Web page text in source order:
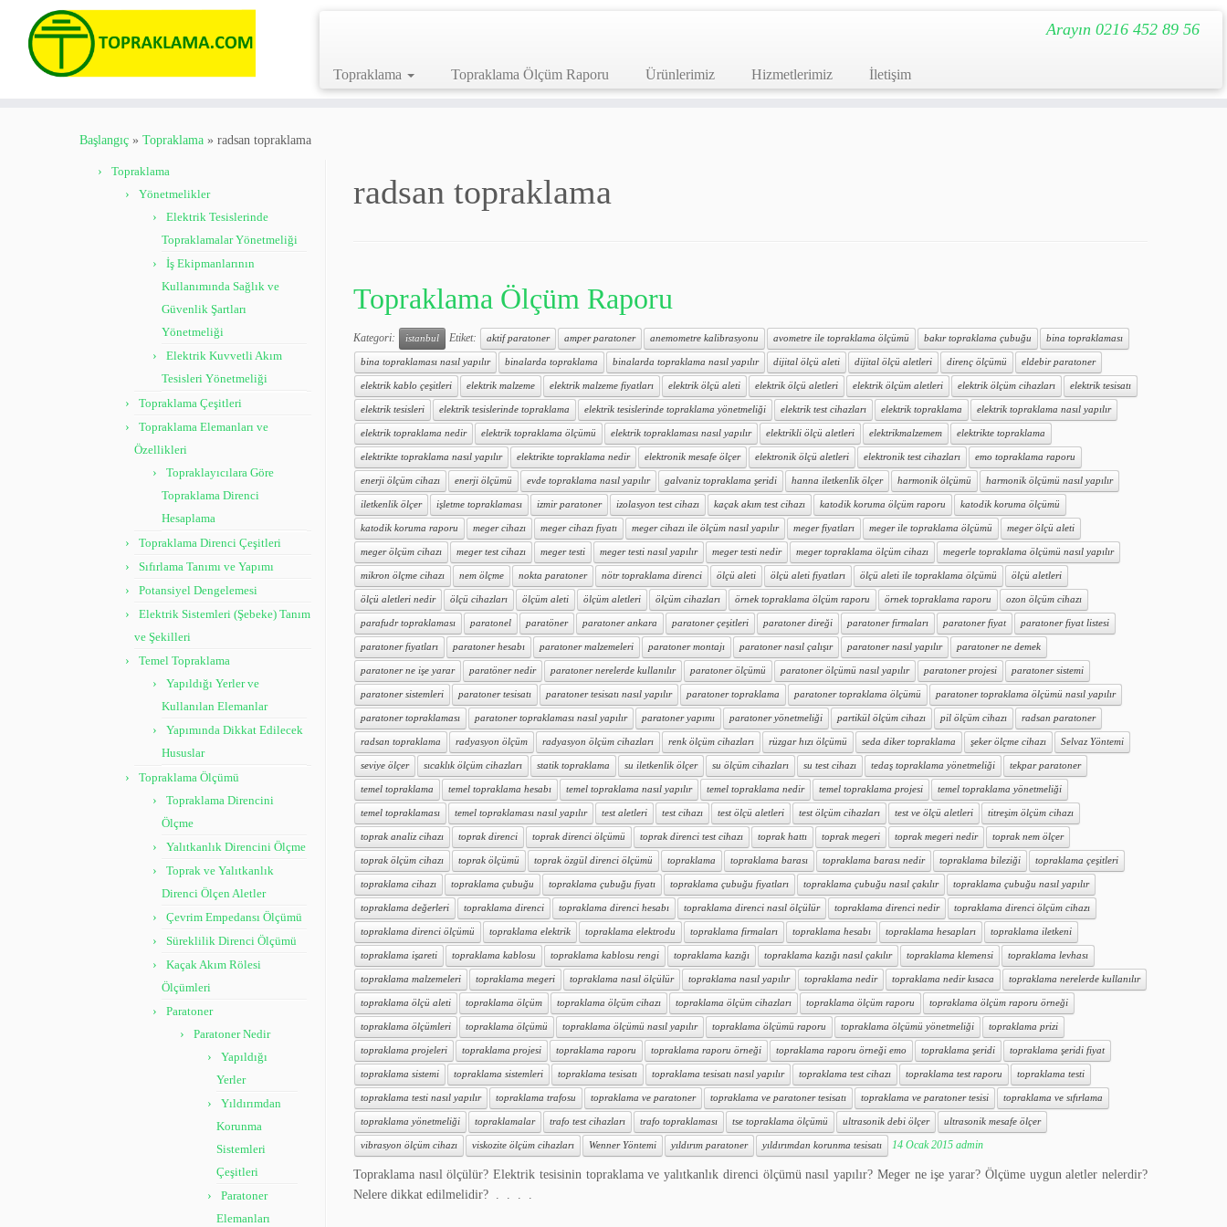
Arayın 0216 452 89 56
Topraklama Topraklama Ölçüm Raporu Ürünlerimiz Hizmetlerimiz İletişim
Başlangıç » Topraklama » radsan topraklama
Topraklama
Yönetmelikler
Elektrik Tesislerinde
Topraklamalar Yönetmeliği
İş Ekipmanlarının
Kullanımında Sağlık ve
Güvenlik Şartları
Yönetmeliği
Elektrik Kuvvetli Akım
Tesisleri Yönetmeliği
Topraklama Çeşitleri
Topraklama Elemanları ve
Özellikleri
Topraklayıcılara Göre
Topraklama Direnci
Hesaplama
Topraklama Direnci Çeşitleri
Sıfırlama Tanımı ve Yapımı
Potansiyel Dengelemesi
Elektrik Sistemleri (Şebeke) Tanım
ve Şekilleri
Temel Topraklama
Yapıldığı Yerler ve
Kullanılan Elemanlar
Yapımında Dikkat Edilecek
Hususlar
Topraklama Ölçümü
Topraklama Direncini
Ölçme
Yalıtkanlık Direncini Ölçme
Toprak ve Yalıtkanlık
Direnci Ölçen Aletler
Çevrim Empedansı Ölçümü
Süreklilik Direnci Ölçümü
Kaçak Akım Rölesi
Ölçümleri
Paratoner
Paratoner Nedir
Yapıldığı
Yerler
Yıldırımdan
Korunma
Sistemleri
Çeşitleri
Paratoner
Elemanları
radsan topraklama
Topraklama Ölçüm Raporu
Kategori: istanbul Etiket: aktif paratoner amper paratoner anemometre kalibrasyonu avometre ile topraklama ölçümü bakır topraklama çubuğu bina topraklaması
bina topraklaması nasıl yapılır binalarda topraklama binalarda topraklama nasıl yapılır dijital ölçü aleti dijital ölçü aletleri direnç ölçümü eldebir paratoner
elektrik kablo çeşitleri elektrik malzeme elektrik malzeme fiyatları elektrik ölçü aleti elektrik ölçü aletleri elektrik ölçüm aletleri elektrik ölçüm cihazları elektrik tesisatı
elektrik tesisleri elektrik tesislerinde topraklama elektrik tesislerinde topraklama yönetmeliği elektrik test cihazları elektrik topraklama elektrik topraklama nasıl yapılır
elektrik topraklama nedir elektrik topraklama ölçümü elektrik topraklaması nasıl yapılır elektrikli ölçü aletleri elektrikmalzemem elektrikte topraklama
elektrikte topraklama nasıl yapılır elektrikte topraklama nedir elektronik mesafe ölçer elektronik ölçü aletleri elektronik test cihazları emo topraklama raporu
enerji ölçüm cihazı enerji ölçümü evde topraklama nasıl yapılır galvaniz topraklama şeridi hanna iletkenlik ölçer harmonik ölçümü harmonik ölçümü nasıl yapılır
iletkenlik ölçer işletme topraklaması izmir paratoner izolasyon test cihazı kaçak akım test cihazı katodik koruma ölçüm raporu katodik koruma ölçümü
katodik koruma raporu meger cihazı meger cihazı fiyatı meger cihazı ile ölçüm nasıl yapılır meger fiyatları meger ile topraklama ölçümü meger ölçü aleti
meger ölçüm cihazı meger test cihazı meger testi meger testi nasıl yapılır meger testi nedir meger topraklama ölçüm cihazı megerle topraklama ölçümü nasıl yapılır
mikron ölçme cihazı nem ölçme nokta paratoner nötr topraklama direnci ölçü aleti ölçü aleti fiyatları ölçü aleti ile topraklama ölçümü ölçü aletleri
ölçü aletleri nedir ölçü cihazları ölçüm aleti ölçüm aletleri ölçüm cihazları örnek topraklama ölçüm raporu örnek topraklama raporu ozon ölçüm cihazı
parafudr topraklaması paratonel paratöner paratoner ankara paratoner çeşitleri paratoner direği paratoner firmaları paratoner fiyat paratoner fiyat listesi
paratoner fiyatları paratoner hesabı paratoner malzemeleri paratoner montajı paratoner nasıl çalışır paratoner nasıl yapılır paratoner ne demek
paratoner ne işe yarar paratöner nedir paratoner nerelerde kullanılır paratoner ölçümü paratoner ölçümü nasıl yapılır paratoner projesi paratoner sistemi
paratoner sistemleri paratoner tesisatı paratoner tesisatı nasıl yapılır paratoner topraklama paratoner topraklama ölçümü paratoner topraklama ölçümü nasıl yapılır
paratoner topraklaması paratoner topraklaması nasıl yapılır paratoner yapımı paratoner yönetmeliği partikül ölçüm cihazı pil ölçüm cihazı radsan paratoner
radsan topraklama radyasyon ölçüm radyasyon ölçüm cihazları renk ölçüm cihazları rüzgar hızı ölçümü seda diker topraklama şeker ölçme cihazı Selvaz Yöntemi
seviye ölçer sıcaklık ölçüm cihazları statik topraklama su iletkenlik ölçer su ölçüm cihazları su test cihazı tedaş topraklama yönetmeliği tekpar paratoner
temel topraklama temel topraklama hesabı temel topraklama nasıl yapılır temel topraklama nedir temel topraklama projesi temel topraklama yönetmeliği
temel topraklaması temel topraklaması nasıl yapılır test aletleri test cihazı test ölçü aletleri test ölçüm cihazları test ve ölçü aletleri titreşim ölçüm cihazı
toprak analiz cihazı toprak direnci toprak direnci ölçümü toprak direnci test cihazı toprak hattı toprak megeri toprak megeri nedir toprak nem ölçer
toprak ölçüm cihazı toprak ölçümü toprak özgül direnci ölçümü topraklama topraklama barası topraklama barası nedir topraklama bileziği topraklama çeşitleri
topraklama cihazı topraklama çubuğu topraklama çubuğu fiyatı topraklama çubuğu fiyatları topraklama çubuğu nasıl çakılır topraklama çubuğu nasıl yapılır
topraklama değerleri topraklama direnci topraklama direnci hesabı topraklama direnci nasıl ölçülür topraklama direnci nedir topraklama direnci ölçüm cihazı
topraklama direnci ölçümü topraklama elektrik topraklama elektrodu topraklama firmaları topraklama hesabı topraklama hesapları topraklama iletkeni
topraklama işareti topraklama kablosu topraklama kablosu rengi topraklama kazığı topraklama kazığı nasıl çakılır topraklama klemensi topraklama levhası
topraklama malzemeleri topraklama megeri topraklama nasıl ölçülür topraklama nasıl yapılır topraklama nedir topraklama nedir kısaca topraklama nerelerde kullanılır
topraklama ölçü aleti topraklama ölçüm topraklama ölçüm cihazı topraklama ölçüm cihazları topraklama ölçüm raporu topraklama ölçüm raporu örneği
topraklama ölçümleri topraklama ölçümü topraklama ölçümü nasıl yapılır topraklama ölçümü raporu topraklama ölçümü yönetmeliği topraklama prizi
topraklama projeleri topraklama projesi topraklama raporu topraklama raporu örneği topraklama raporu örneği emo topraklama şeridi topraklama şeridi fiyat
topraklama sistemi topraklama sistemleri topraklama tesisatı topraklama tesisatı nasıl yapılır topraklama test cihazı topraklama test raporu topraklama testi
topraklama testi nasıl yapılır topraklama trafosu topraklama ve paratoner topraklama ve paratoner tesisatı topraklama ve paratoner tesisi topraklama ve sıfırlama
topraklama yönetmeliği topraklamalar trafo test cihazları trafo topraklaması tse topraklama ölçümü ultrasonik debi ölçer ultrasonik mesafe ölçer
vibrasyon ölçüm cihazı viskozite ölçüm cihazları Wenner Yöntemi yıldırım paratoner yıldırımdan korunma tesisatı 14 Ocak 2015 admin
Topraklama nasıl ölçülür? Elektrik tesisinin topraklama ve yalıtkanlık direnci ölçümü nasıl yapılır? Meger ne işe yarar? Ölçüme uygun aletler nelerdir?
Nelere dikkat edilmelidir? . . . .